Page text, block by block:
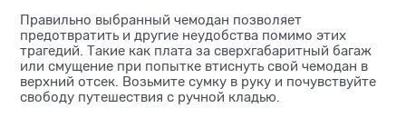
Правильно выбранный чемодан позволяет
предотвратить и другие неудобства помимо этих
трагедий. Такие как плата за сверхгабаритный багаж
или смущение при попытке втиснуть свой чемодан в
верхний отсек. Возьмите сумку в руку и почувствуйте
свободу путешествия с ручной кладью.